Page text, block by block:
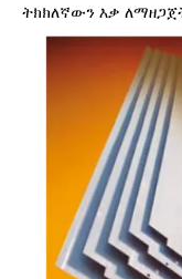
ትክክለኛውን እቃ